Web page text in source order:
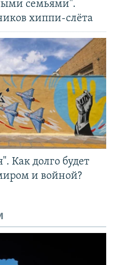
семьями".
хиппи-слёта
Как долго будет
и войной?